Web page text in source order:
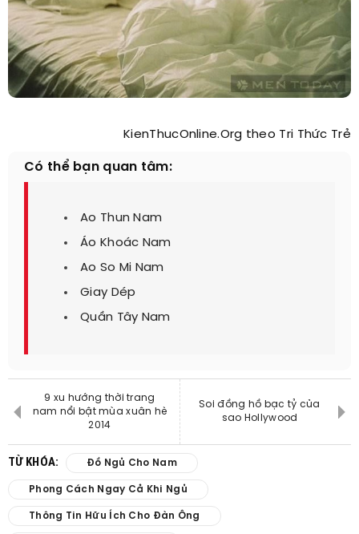
KienThucOnline.Org theo Tri Thức Trẻ
Có thể bạn quan tâm:
Ao Thun Nam
Áo Khoác Nam
Ao So Mi Nam
Giay Dép
Quần Tây Nam
9 xu hướng thời trang
nam nổi bật mùa xuân hè
2014
Soi đồng hồ bạc tỷ của
sao Hollywood
TỪ KHÓA: Đồ Ngủ Cho Nam
Phong Cách Ngay Cả Khi Ngủ
Thông Tin Hữu Ích Cho Đàn Ông